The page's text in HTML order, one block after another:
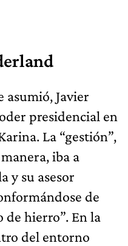
asumió, Javier
presidencial en
La “gestión”,
iba a
y su asesor
de
de hierro”. En la
del entorno